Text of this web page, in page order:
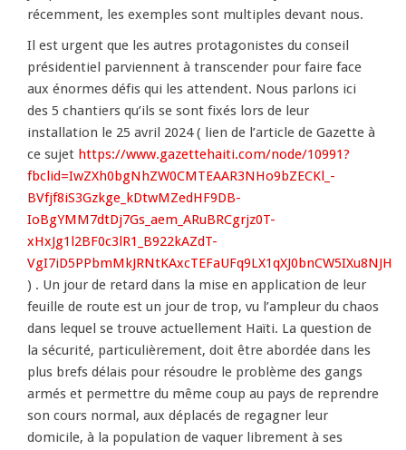
récemment, les exemples sont multiples devant nous.
Il est urgent que les autres protagonistes du conseil
présidentiel parviennent à transcender pour faire face
aux énormes défis qui les attendent. Nous parlons ici
des 5 chantiers qu’ils se sont fixés lors de leur
installation le 25 avril 2024 ( lien de l’article de Gazette à
ce sujet https://www.gazettehaiti.com/node/10991?
fbclid=IwZXh0bgNhZW0CMTEAAR3NHo9bZECKl_-
BVfjf8iS3Gzkge_kDtwMZedHF9DB-
IoBgYMM7dtDj7Gs_aem_ARuBRCgrjz0T-
xHxJg1l2BF0c3lR1_B922kAZdT-
VgI7iD5PPbmMkJRNtKAxcTEFaUFq9LX1qXJ0bnCW5IXu8NJH
) . Un jour de retard dans la mise en application de leur
feuille de route est un jour de trop, vu l’ampleur du chaos
dans lequel se trouve actuellement Haïti. La question de
la sécurité, particulièrement, doit être abordée dans les
plus brefs délais pour résoudre le problème des gangs
armés et permettre du même coup au pays de reprendre
son cours normal, aux déplacés de regagner leur
domicile, à la population de vaquer librement à ses